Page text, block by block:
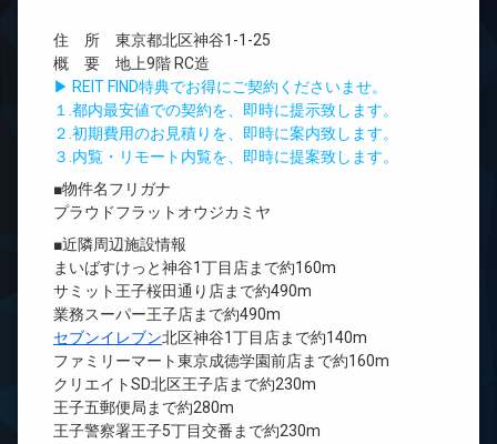
住 所 東京都北区神谷1-1-25
概 要 地上9階 RC造
▶ REIT FIND特典でお得にご契約くださいませ。
１.都内最安値での契約を、即時に提示致します。
２.初期費用のお見積りを、即時に案内致します。
３.内覧・リモート内覧を、即時に提案致します。
■物件名フリガナ
プラウドフラットオウジカミヤ
■近隣周辺施設情報
まいばすけっと神谷1丁目店まで約160m
サミット王子桜田通り店まで約490m
業務スーパー王子店まで約490m
セブンイレブン北区神谷1丁目店まで約140m
ファミリーマート東京成徳学園前店まで約160m
クリエイトSD北区王子店まで約230m
王子五郵便局まで約280m
王子警察署王子5丁目交番まで約230m